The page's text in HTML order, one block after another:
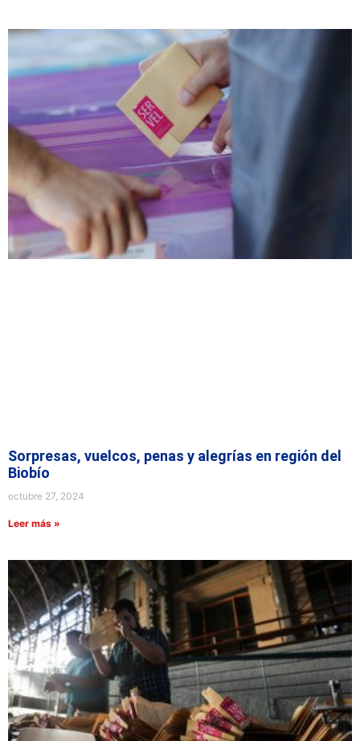
Sorpresas, vuelcos, penas y alegrías en región del
Biobío
octubre 27, 2024
Leer más »